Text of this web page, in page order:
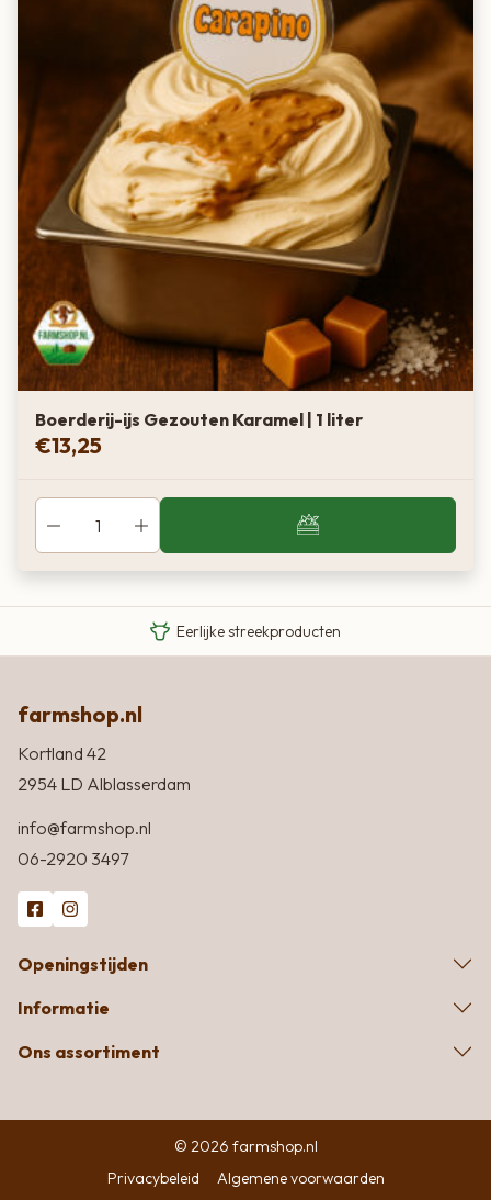
Boerderij-ijs Gezouten Karamel | 1 liter
€13,25
Eigen Limousin runderen
Eerlijke streekproducten
farmshop.nl
Kortland 42
2954 LD Alblasserdam
info@farmshop.nl
06-2920 3497
Openingstijden
Informatie
Ons assortiment
© 2026 farmshop.nl
Privacybeleid
Algemene voorwaarden